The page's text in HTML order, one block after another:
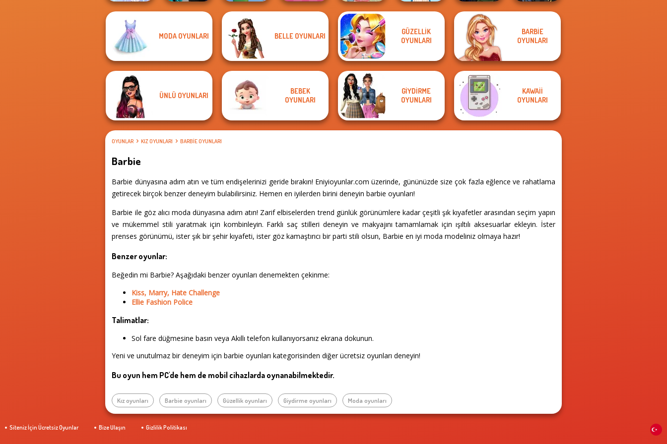
Faithful Elf
Ex-Boyfriend
Cute Mermaid
Extreme
Americana Folklore Fashion
Manga Creator
Vampire Hunter
P...
Hogwarts
Princesses
MODA OYUNLARI BELLE OYUNLARI
GÜZELLIK
OYUNLARI
BARBIE
OYUNLARI
ÜNLÜ OYUNLARI
BEBEK
OYUNLARI
GIYDIRME
OYUNLARI
KAWAII
OYUNLARI
OYUNLAR KIZ OYUNLARI BARBIE OYUNLARI
Barbie
Barbie dünyasına adım atın ve tüm endişelerinizi geride bırakın! Eniyioyunlar.com üzerinde, gününüzde size çok fazla eğlence ve rahatlama
getirecek birçok benzer deneyim bulabilirsiniz. Hemen en iyilerden birini deneyin barbie oyunları!
Barbie ile göz alıcı moda dünyasına adım atın! Zarif elbiselerden trend günlük görünümlere kadar çeşitli şık kıyafetler arasından seçim yapın
ve mükemmel stili yaratmak için kombinleyin. Farklı saç stilleri deneyin ve makyajını tamamlamak için ışıltılı aksesuarlar ekleyin. İster
prenses görünümü, ister şık bir şehir kıyafeti, ister göz kamaştırıcı bir parti stili olsun, Barbie en iyi moda modeliniz olmaya hazır!
Benzer oyunlar:
Beğedin mi Barbie? Aşağıdaki benzer oyunları denemekten çekinme:
Kiss, Marry, Hate Challenge
Ellie Fashion Police
Talimatlar:
Sol fare düğmesine basın veya Akıllı telefon kullanıyorsanız ekrana dokunun.
Yeni ve unutulmaz bir deneyim için barbie oyunları kategorisinden diğer ücretsiz oyunları deneyin!
Bu oyun hem PC'de hem de mobil cihazlarda oynanabilmektedir.
Kız oyunları Barbie oyunları Güzellik oyunları Giydirme oyunları Moda oyunları
Siteniz İçin Ücretsiz Oyunlar Bize Ulaşın Gizlilik Politikası